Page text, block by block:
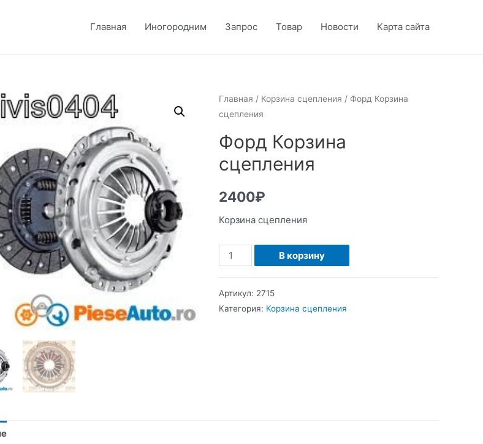
Главная Иногородним Запрос Товар Новости Карта сайта
Главная / Корзина сцепления / Форд Корзина
сцепления
Форд Корзина
сцепления
2400₽
Корзина сцепления
Количество
Форд
сцепления
В корзину
Артикул: 2715
Категория: Корзина сцепления